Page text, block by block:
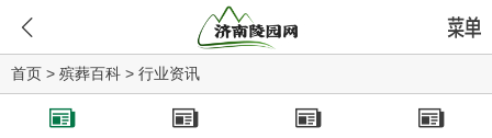
首页 > 殡葬百科 > 行业资讯